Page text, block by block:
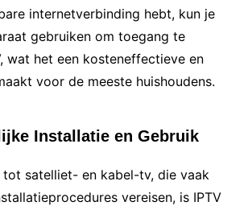
internetverbinding hebt, kun je
gebruiken om toegang te
wat het een kosteneffectieve en
voor de meeste huishoudens.
Installatie en Gebruik
tot satelliet- en kabel-tv, die vaak
vereisen, is IPTV